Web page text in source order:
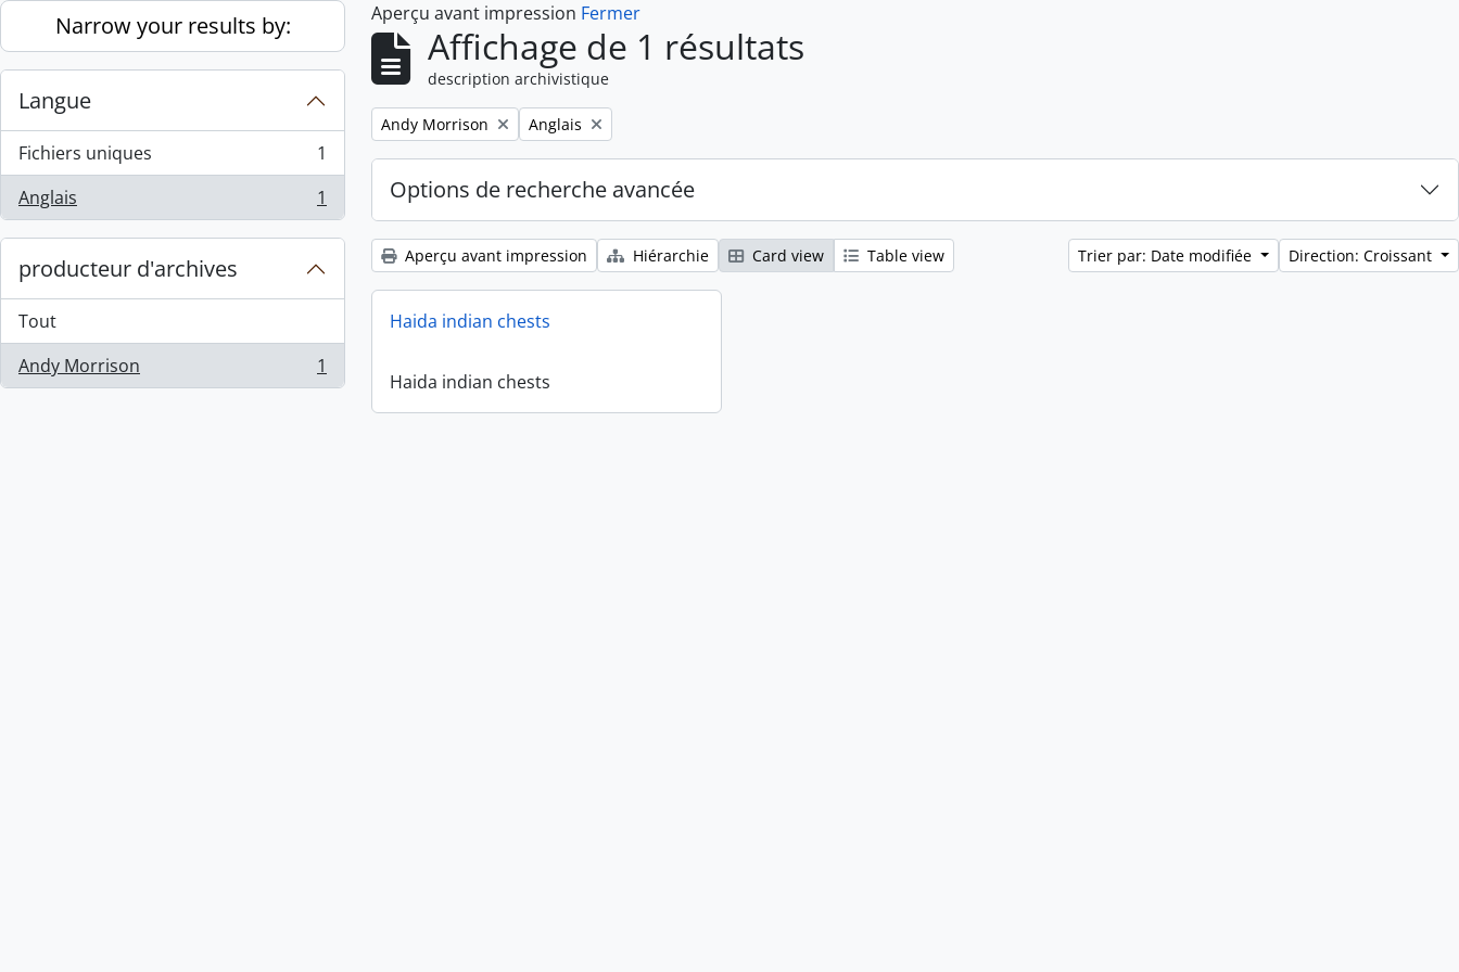
Skip to main content
Narrow your results by:
Langue
Fichiers uniques
, 1 résultats
1
Anglais
, 1 résultats 1
producteur d'archives
Tout
Andy Morrison
, 1 résultats 1
Aperçu avant impression Fermer
Affichage de 1 résultats
description archivistique
Remove filter:
Andy Morrison Remove filter:
Anglais
Options de recherche avancée
Aperçu avant impression Hiérarchie Card view Table view Trier par: Date modifiée Direction: Croissant
Haida indian chests
Haida indian chests